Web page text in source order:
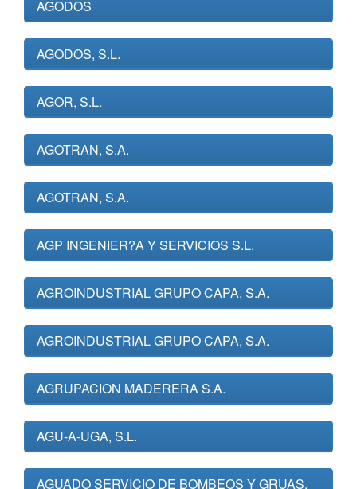
AGODOS
AGODOS, S.L.
AGOR, S.L.
AGOTRAN, S.A.
AGOTRAN, S.A.
AGP INGENIER?A Y SERVICIOS S.L.
AGROINDUSTRIAL GRUPO CAPA, S.A.
AGROINDUSTRIAL GRUPO CAPA, S.A.
AGRUPACION MADERERA S.A.
AGU-A-UGA, S.L.
AGUADO SERVICIO DE BOMBEOS Y GRUAS,